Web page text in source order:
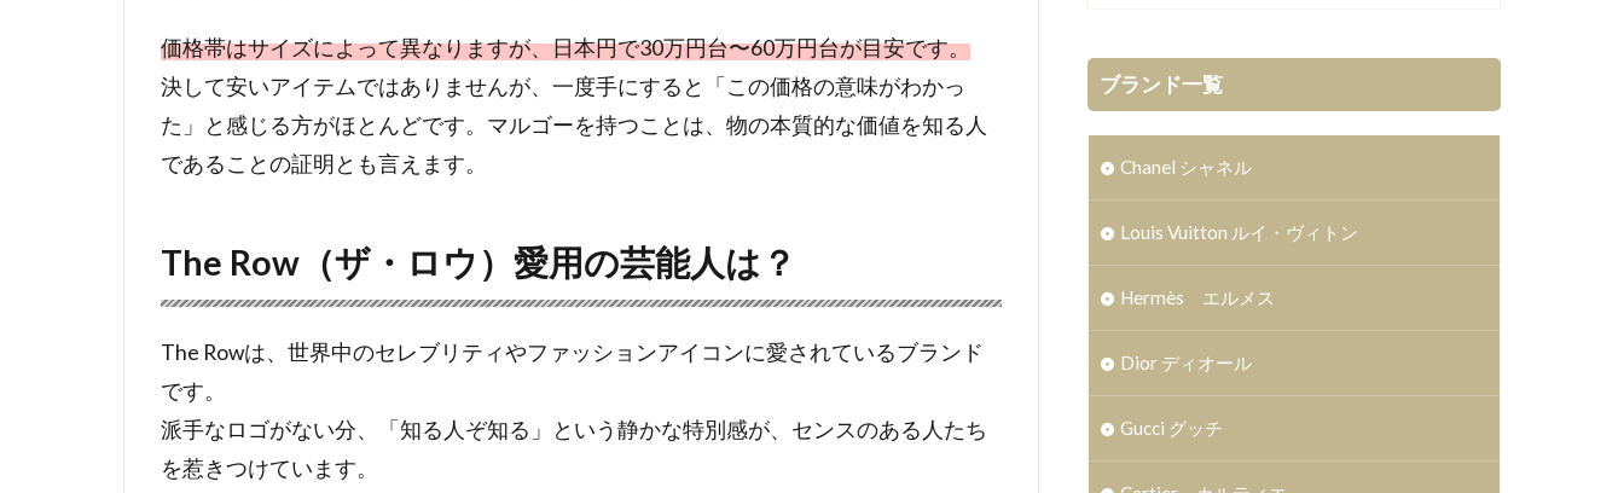
価格帯はサイズによって異なりますが、日本円で30万円台〜60万円台が目安です。
決して安いアイテムではありませんが、一度手にすると「この価格の意味がわかっ
た」と感じる方がほとんどです。マルゴーを持つことは、物の本質的な価値を知る人
であることの証明とも言えます。
The Row（ザ・ロウ）愛用の芸能人は？
The Rowは、世界中のセレブリティやファッションアイコンに愛されているブランド
です。
派手なロゴがない分、「知る人ぞ知る」という静かな特別感が、センスのある人たち
を惹きつけています。
ブランド一覧
Chanel シャネル
Louis Vuitton ルイ・ヴィトン
Hermès エルメス
Dior ディオール
Gucci グッチ